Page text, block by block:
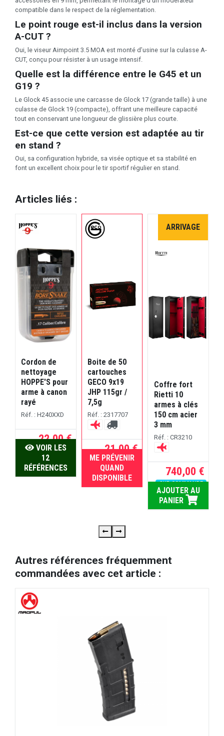
compatible dans le respect de la réglementation.
Le point rouge est-il inclus dans la version
A-CUT ?
Oui, le viseur Aimpoint 3.5 MOA est monté d’usine sur la culasse A-
CUT, conçu pour résister à un usage intensif.
Quelle est la différence entre le G45 et un
G19 ?
Le Glock 45 associe une carcasse de Glock 17 (grande taille) à une
culasse de Glock 19 (compacte), offrant une meilleure capacité
tout en conservant une longueur de glissière plus courte.
Est-ce que cette version est adaptée au tir
en stand ?
Oui, sa configuration hybride, sa visée optique et sa stabilité en
font un excellent choix pour le tir sportif régulier en stand.
Articles liés :
Cordon de
nettoyage
HOPPE'S pour
arme à canon
rayé
Réf. : H240XXD
22,00 €
VOIR LES
12
RÉFÉRENCES
Boite de 50
cartouches
GECO 9x19
JHP 115gr /
7,5g
Réf. : 2317707
21,00 €
RUPTURE
ME PRÉVENIR
QUAND
DISPONIBLE
ARRIVAGE
Coffre fort
Rietti 10
armes à clés
150 cm acier
3 mm
Réf. : CR3210
740,00 €
SUR COMMANDE
AJOUTER AU
PANIER
Autres références fréquemment
commandées avec cet article :